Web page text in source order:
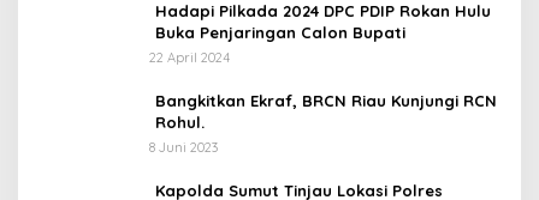
Hadapi Pilkada 2024 DPC PDIP Rokan Hulu
Buka Penjaringan Calon Bupati
22 April 2024
Bangkitkan Ekraf, BRCN Riau Kunjungi RCN
Rohul.
8 Juni 2023
Kapolda Sumut Tinjau Lokasi Polres